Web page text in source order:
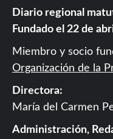
Diario regional
Fundado el 22 de
Miembro y socio
Organización de la
Directora:
María del Carmen
Administración,